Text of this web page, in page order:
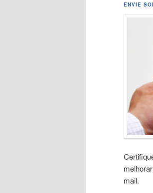
ENVIE
mail.